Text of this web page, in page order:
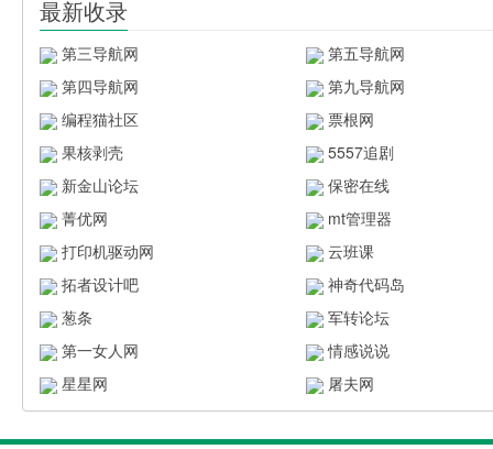
最新收录
第三导航网
第五导航网
第四导航网
第九导航网
编程猫社区
票根网
果核剥壳
5557追剧
新金山论坛
保密在线
菁优网
mt管理器
打印机驱动网
云班课
拓者设计吧
神奇代码岛
葱条
军转论坛
第一女人网
情感说说
星星网
屠夫网